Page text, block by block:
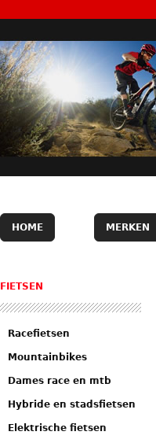
HOME MERKEN
FIETSEN
Racefietsen
Mountainbikes
Dames race en mtb
Hybride en stadsfietsen
Elektrische fietsen